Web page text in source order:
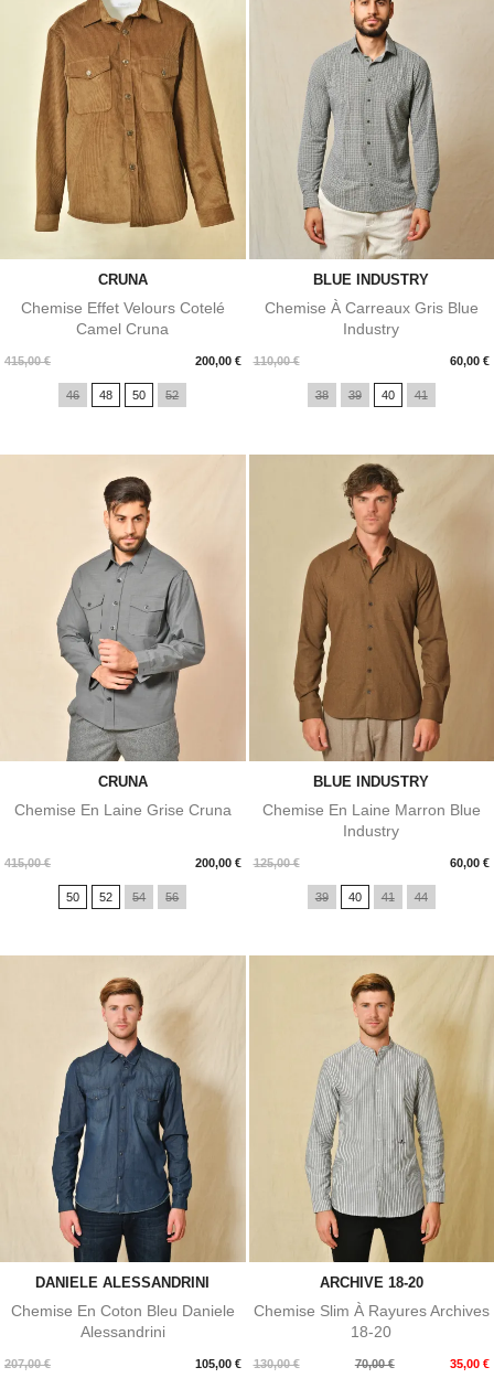
CRUNA
Chemise Effet Velours Cotelé
Camel Cruna
415,00 € 200,00 €
Prix
46 48 50 52
BLUE INDUSTRY
Chemise À Carreaux Gris Blue
Industry
110,00 € 60,00 €
Prix
38 39 40 41
CRUNA
Chemise En Laine Grise Cruna
415,00 € 200,00 €
Prix
50 52 54 56
BLUE INDUSTRY
Chemise En Laine Marron Blue
Industry
125,00 € 60,00 €
Prix
39 40 41 44
DANIELE ALESSANDRINI
Chemise En Coton Bleu Daniele
Alessandrini
207,00 € 105,00 €
Prix
ARCHIVE 18-20
Chemise Slim À Rayures Archives
18-20
130,00 €
Prix 70,00 € 35,00 €
Prix